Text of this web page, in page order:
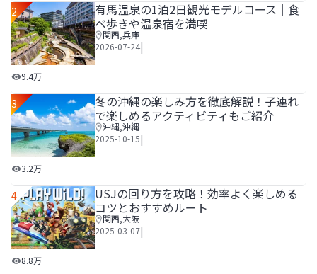
2
有馬温泉の1泊2日観光モデルコース｜食べ歩きや温泉宿を
9.4万
有馬温泉の1泊2日観光モデルコース｜食
べ歩きや温泉宿を満喫
関西,兵庫
2026-07-24|
3
冬の沖縄の楽しみ方を徹底解説！子連れで楽しめるアクテ
3.2万
冬の沖縄の楽しみ方を徹底解説！子連れ
で楽しめるアクティビティもご紹介
沖縄,沖縄
2025-10-15|
4
USJの回り方を攻略！効率よく楽しめるコツとおすすめル
8.8万
USJの回り方を攻略！効率よく楽しめる
コツとおすすめルート
関西,大阪
2025-03-07|